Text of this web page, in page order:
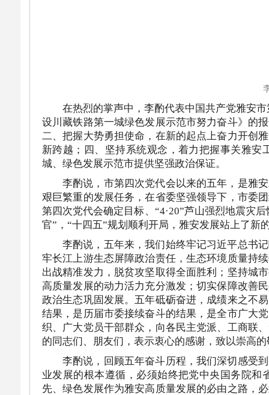
在热烈的掌声中，李酌代表中国共产党雅安
设川藏铁路第一城绿色发展示范市努力奋斗》的
二、把握大势勇担使命，在新的起点上奋力开创
新跨越；四、坚持系统观念，着力把握事关雅
城、绿色发展示范市提供坚强政治保证。
李酌说，市第四次党代会以来的五年，是雅
艰巨繁重的发展任务，在省委坚强领导下，市委
第四次党代会确定目标、“4·20”芦山强烈地震灾
官”，“十四五”规划顺利开局，雅安发展站上了新
李酌说，五年来，我们始终牢记习近平总书
牢长江上游生态屏障政治责任，生态环境质量持
出战精准发力，脱贫攻坚取得全面胜利；坚持城
高质量发展的动力活力充分激发；切实保障改善
政治生态巩固发展。五年砥砺奋进，成绩来之不
结果，是历届市委接续奋斗的结果，是全市广大
织、广大党员干部群众，向各民主党派、工商联
的同志们、朋友们，表示衷心的感谢，致以崇高
李酌说，回顾五年奋斗历程，我们深切感受
业发展的根本遵循，必须始终把党中央国务院
先、绿色发展作为雅安高质量发展的必由之路，